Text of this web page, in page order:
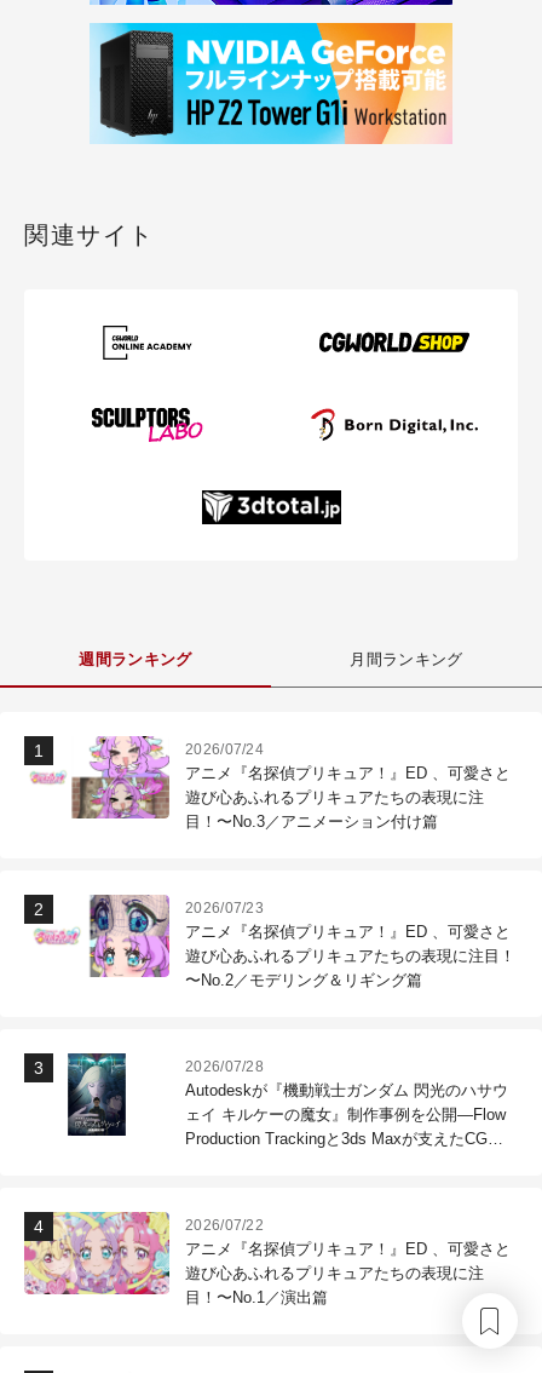
関連サイト
週間ランキング 月間ランキング
2026/07/24
アニメ『名探偵プリキュア！』ED 、可愛さと
遊び心あふれるプリキュアたちの表現に注
目！〜No.3／アニメーション付け篇
2026/07/23
アニメ『名探偵プリキュア！』ED 、可愛さと
遊び心あふれるプリキュアたちの表現に注目！
〜No.2／モデリング＆リギング篇
2026/07/28
Autodeskが『機動戦士ガンダム 閃光のハサウ
ェイ キルケーの魔女』制作事例を公開―Flow
Production Trackingと3ds Maxが支えたCG制
2026/07/22
アニメ『名探偵プリキュア！』ED 、可愛さと
遊び心あふれるプリキュアたちの表現に注
目！〜No.1／演出篇